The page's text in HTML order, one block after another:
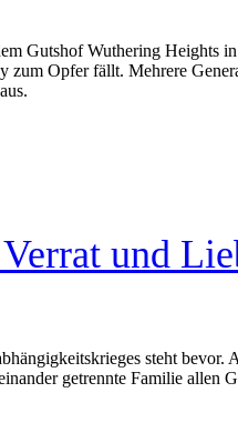
Gutshof Wuthering Heights
Opfer fällt. Mehrere
und
steht
getrennte Familie allen